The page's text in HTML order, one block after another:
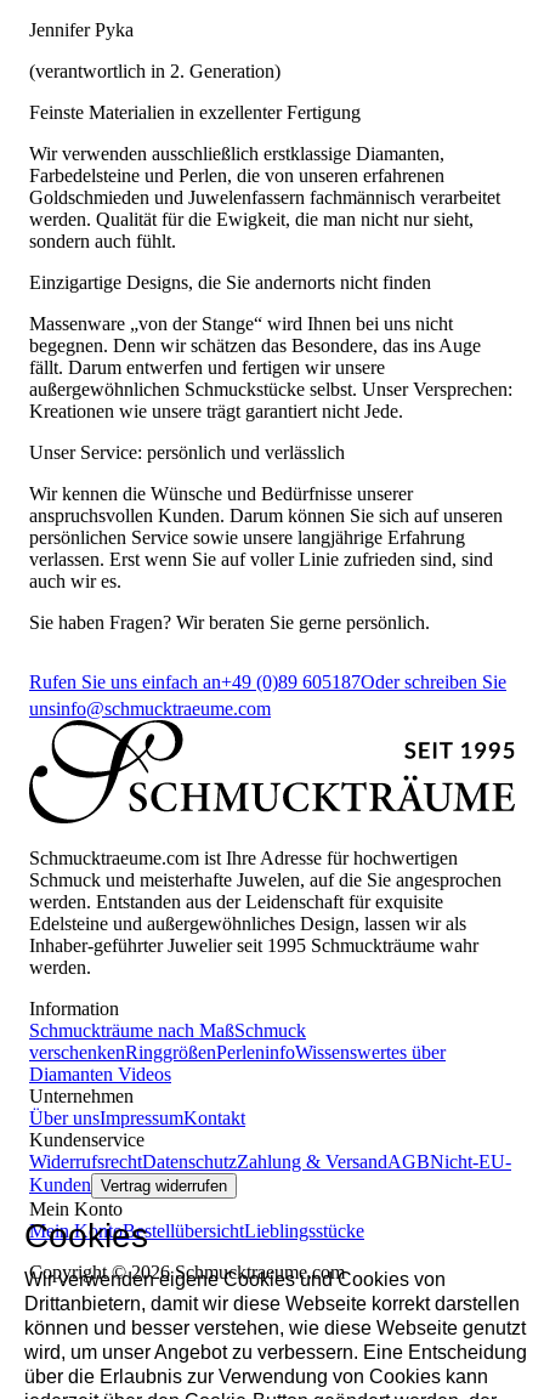
Jennifer Pyka
(verantwortlich in 2. Generation)
Feinste Materialien in exzellenter Fertigung
Wir verwenden ausschließlich erstklassige Diamanten,
Farbedelsteine und Perlen, die von unseren erfahrenen
Goldschmieden und Juwelenfassern fachmännisch verarbeitet
werden. Qualität für die Ewigkeit, die man nicht nur sieht,
sondern auch fühlt.
Einzigartige Designs, die Sie andernorts nicht finden
Massenware „von der Stange“ wird Ihnen bei uns nicht
begegnen. Denn wir schätzen das Besondere, das ins Auge
fällt. Darum entwerfen und fertigen wir unsere
außergewöhnlichen Schmuckstücke selbst. Unser Versprechen:
Kreationen wie unsere trägt garantiert nicht Jede.
Unser Service: persönlich und verlässlich
Wir kennen die Wünsche und Bedürfnisse unserer
anspruchsvollen Kunden. Darum können Sie sich auf unseren
persönlichen Service sowie unsere langjährige Erfahrung
verlassen. Erst wenn Sie auf voller Linie zufrieden sind, sind
auch wir es.
Sie haben Fragen? Wir beraten Sie gerne persönlich.
Rufen Sie uns einfach an+49 (0)89 605187Oder schreiben Sie
unsinfo@schmucktraeume.com
Schmucktraeume.com ist Ihre Adresse für hochwertigen
Schmuck und meisterhafte Juwelen, auf die Sie angesprochen
werden. Entstanden aus der Leidenschaft für exquisite
Edelsteine und außergewöhnliches Design, lassen wir als
Inhaber-geführter Juwelier seit 1995 Schmuckträume wahr
werden.
Information
Schmuckträume nach MaßSchmuck
verschenkenRinggrößenPerleninfoWissenswertes über
Diamanten Videos
Unternehmen
Über unsImpressumKontakt
Kundenservice
WiderrufsrechtDatenschutzZahlung & VersandAGBNicht-EU-
Kunden Vertrag widerrufen
Mein Konto
Mein KontoBestellübersichtLieblingsstücke
Copyright © 2026 Schmucktraeume.com
Cookies
Wir verwenden eigene Cookies und Cookies von
Drittanbietern, damit wir diese Webseite korrekt darstellen
können und besser verstehen, wie diese Webseite genutzt
wird, um unser Angebot zu verbessern. Eine Entscheidung
über die Erlaubnis zur Verwendung von Cookies kann